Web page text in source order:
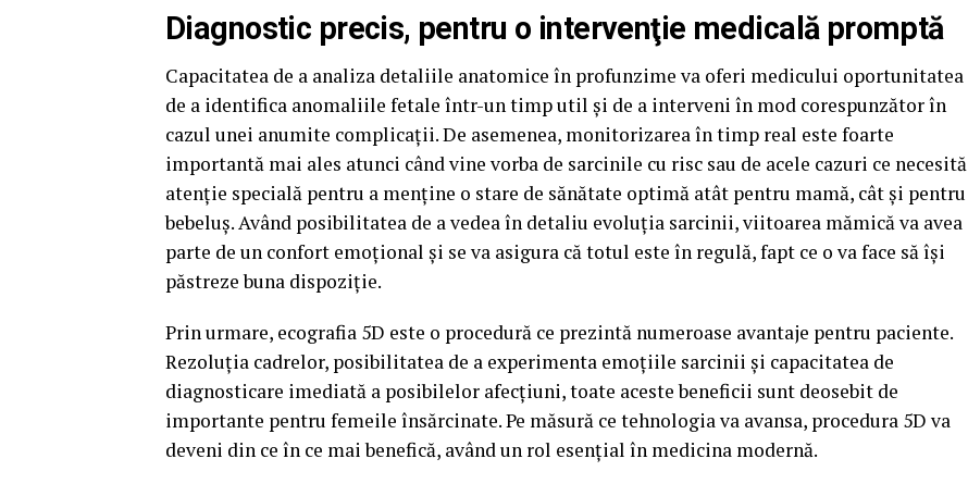
Diagnostic precis, pentru o intervenţie medicală promptă
Capacitatea de a analiza detaliile anatomice în profunzime va oferi medicului oportunitatea
de a identifica anomaliile fetale într-un timp util şi de a interveni în mod corespunzător în
cazul unei anumite complicaţii. De asemenea, monitorizarea în timp real este foarte
importantă mai ales atunci când vine vorba de sarcinile cu risc sau de acele cazuri ce necesită
atenţie specială pentru a menţine o stare de sănătate optimă atât pentru mamă, cât şi pentru
bebeluş. Având posibilitatea de a vedea în detaliu evoluţia sarcinii, viitoarea mămică va avea
parte de un confort emoţional şi se va asigura că totul este în regulă, fapt ce o va face să îşi
păstreze buna dispoziţie.
Prin urmare, ecografia 5D este o procedură ce prezintă numeroase avantaje pentru paciente.
Rezoluţia cadrelor, posibilitatea de a experimenta emoţiile sarcinii şi capacitatea de
diagnosticare imediată a posibilelor afecţiuni, toate aceste beneficii sunt deosebit de
importante pentru femeile însărcinate. Pe măsură ce tehnologia va avansa, procedura 5D va
deveni din ce în ce mai benefică, având un rol esenţial în medicina modernă.